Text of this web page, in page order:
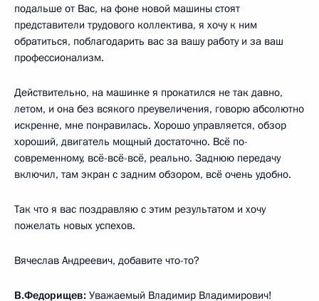
подальше от Вас, на фоне новой машины стоят
представители трудового коллектива, я хочу к ним
обратиться, поблагодарить вас за вашу работу и за ваш
профессионализм.
Действительно, на машинке я прокатился не так давно,
летом, и она без всякого преувеличения, говорю абсолютно
искренне, мне понравилась. Хорошо управляется, обзор
хороший, двигатель мощный достаточно. Всё по-
современному, всё-всё-всё, реально. Заднюю передачу
включил, там экран с задним обзором, всё очень удобно.
Так что я вас поздравляю с этим результатом и хочу
пожелать новых успехов.
Вячеслав Андреевич, добавите что-то?
В.Федорищев: Уважаемый Владимир Владимирович!